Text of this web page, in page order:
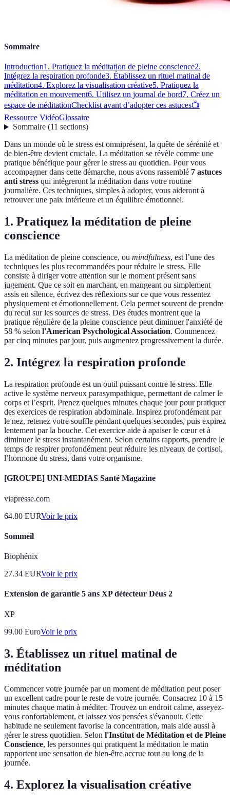
Sommaire
Introduction1. Pratiquez la méditation de pleine conscience2.
Intégrez la respiration profonde3. Établissez un rituel matinal de
méditation4. Explorez la visualisation créative5. Pratiquez la
méditation en mouvement6. Utilisez un journal de bord7. Créez un
espace de méditationChecklist avant d’adopter ces astuces📺
Ressource VidéoGlossaire
Sommaire(11 sections)
Dans un monde où le stress est omniprésent, la quête de sérénité et
de bien-être devient cruciale. La méditation se révèle comme une
pratique bénéfique pour gérer le stress au quotidien. Pour vous
accompagner dans cette démarche, nous avons rassemblé 7 astuces
anti stress qui intégreront la méditation dans votre routine
journalière. Ces techniques, simples à adopter, vous aideront à
retrouver une paix intérieure et un équilibre émotionnel.
1. Pratiquez la méditation de pleine
conscience
La méditation de pleine conscience, ou mindfulness, est l’une des
techniques les plus recommandées pour réduire le stress. Elle
consiste à diriger votre attention sur le moment présent sans
jugement. Que ce soit en marchant, en mangeant ou simplement
assis en silence, écrivez des réflexions sur ce que vous ressentez
physiquement et émotionnellement. Cela permet souvent de prendre
du recul sur les sources de stress. Des études montrent que la
pratique régulière de la pleine conscience peut diminuer l'anxiété de
58 % selon l'American Psychological Association. Commencez
par cinq minutes par jour, puis augmentez progressivement la durée.
2. Intégrez la respiration profonde
La respiration profonde est un outil puissant contre le stress. Elle
active le système nerveux parasympathique, permettant de calmer le
corps et l’esprit. Prenez quelques minutes chaque jour pour pratiquer
des exercices de respiration abdominale. Inspirez profondément par
le nez, retenez votre souffle pendant quelques secondes, puis expirez
lentement par la bouche. Cet exercice aide à apaiser le cœur et à
diminuer le stress instantanément. Selon certains rapports, prendre le
temps de respirer profondément peut réduire les niveaux de cortisol,
l’hormone du stress, dans votre organisme.
[GROUPE] UNI-MEDIAS Santé Magazine
viapresse.com
64.80 EURVoir le prix
Sommeil
Biophénix
27.34 EURVoir le prix
Extension de garantie 5 ans XP détecteur Déus 2
XP
99.00 EuroVoir le prix
3. Établissez un rituel matinal de
méditation
Commencer votre journée par un moment de méditation peut poser
un excellent cadre pour le reste de votre journée. Consacrez 10 à 15
minutes chaque matin à méditer. Trouvez un endroit calme, asseyez-
vous confortablement, et laissez vos pensées s'évanouir. Cette
habitude ne seulement favorise la concentration, mais aide aussi à
gérer le stress quotidien. Selon l'Institut de Méditation et de Pleine
Conscience, les personnes qui pratiquent la méditation le matin
rapportent une sensation de bien-être accrue tout au long de la
journée.
4. Explorez la visualisation créative